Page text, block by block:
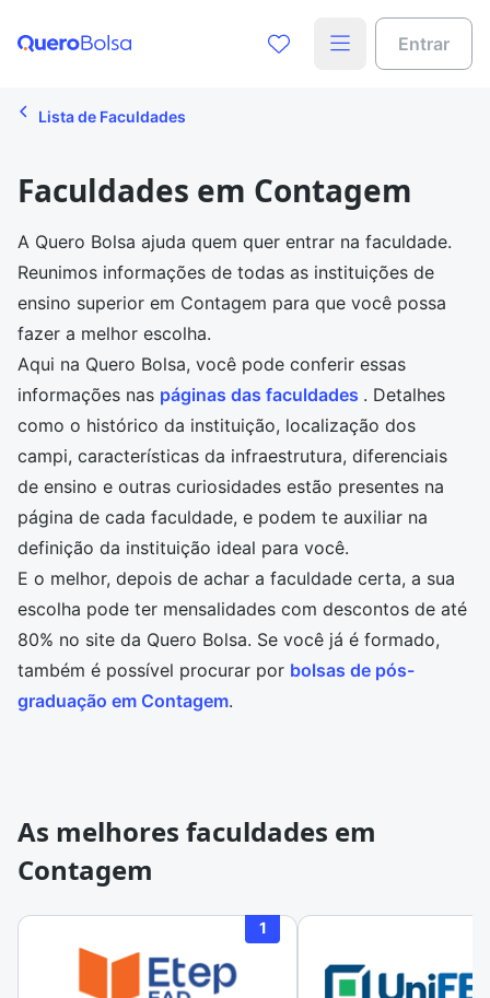
Entrar
Lista de Faculdades
Faculdades em Contagem
A Quero Bolsa ajuda quem quer entrar na faculdade.
Reunimos informações de todas as instituições de
ensino superior em Contagem para que você possa
fazer a melhor escolha.
Aqui na Quero Bolsa, você pode conferir essas
informações nas páginas das faculdades . Detalhes
como o histórico da instituição, localização dos
campi, características da infraestrutura, diferenciais
de ensino e outras curiosidades estão presentes na
página de cada faculdade, e podem te auxiliar na
definição da instituição ideal para você.
E o melhor, depois de achar a faculdade certa, a sua
escolha pode ter mensalidades com descontos de até
80% no site da Quero Bolsa. Se você já é formado,
também é possível procurar por bolsas de pós-
graduação em Contagem.
As melhores faculdades em
Contagem
1